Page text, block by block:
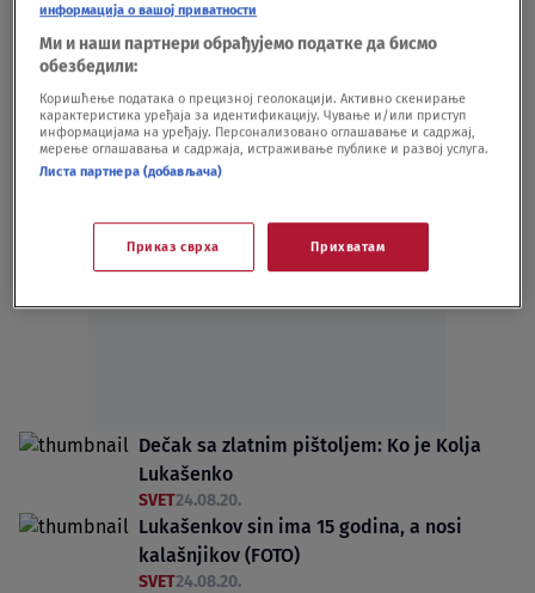
noćna mora njegovog sina
SVET19.08.21.
Belorusije
SVET18.08.21.
Dečak sa zlatnim pištoljem: Ko je Kolja
Lukašenko
SVET24.08.20.
Lukašenkov sin ima 15 godina, a nosi
kalašnjikov (FOTO)
SVET24.08.20.
информација о вашој приватности
Ми и наши партнери обрађујемо податке да бисмо
обезбедили:
Коришћење података о прецизној геолокацији. Активно скенирање
карактеристика уређаја за идентификацију. Чување и/или приступ
информацијама на уређају. Персонализовано оглашавање и садржај,
мерење оглашавања и садржаја, истраживање публике и развој услуга.
Листа партнера (добављача)
Приказ сврха Прихватам